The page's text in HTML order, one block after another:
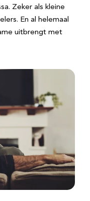
Zeker als kleine
En al helemaal
uitbrengt met